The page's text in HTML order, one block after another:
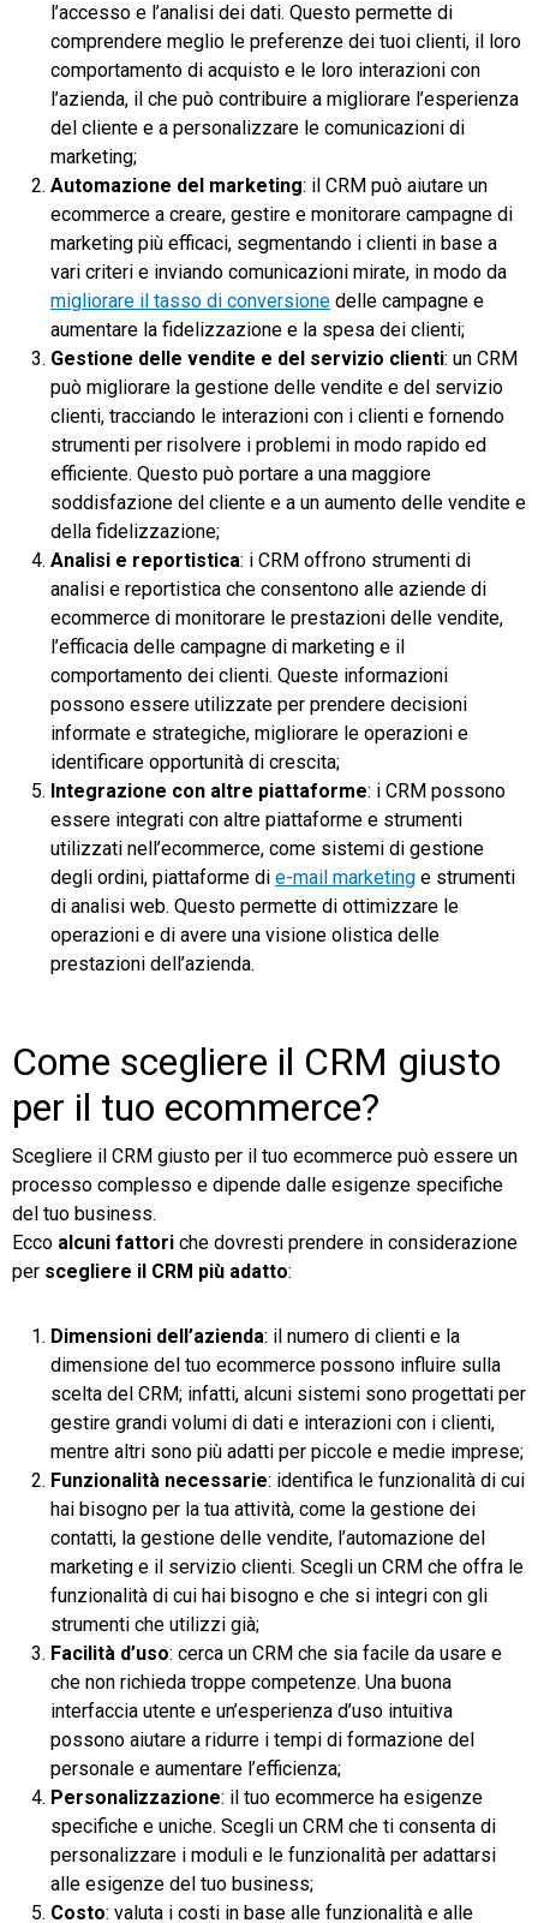
l’accesso e l’analisi dei dati. Questo permette di
comprendere meglio le preferenze dei tuoi clienti, il loro
comportamento di acquisto e le loro interazioni con
l’azienda, il che può contribuire a migliorare l’esperienza
del cliente e a personalizzare le comunicazioni di
marketing;
Automazione del marketing: il CRM può aiutare un
ecommerce a creare, gestire e monitorare campagne di
marketing più efficaci, segmentando i clienti in base a
vari criteri e inviando comunicazioni mirate, in modo da
migliorare il tasso di conversione delle campagne e
aumentare la fidelizzazione e la spesa dei clienti;
Gestione delle vendite e del servizio clienti: un CRM
può migliorare la gestione delle vendite e del servizio
clienti, tracciando le interazioni con i clienti e fornendo
strumenti per risolvere i problemi in modo rapido ed
efficiente. Questo può portare a una maggiore
soddisfazione del cliente e a un aumento delle vendite e
della fidelizzazione;
Analisi e reportistica: i CRM offrono strumenti di
analisi e reportistica che consentono alle aziende di
ecommerce di monitorare le prestazioni delle vendite,
l’efficacia delle campagne di marketing e il
comportamento dei clienti. Queste informazioni
possono essere utilizzate per prendere decisioni
informate e strategiche, migliorare le operazioni e
identificare opportunità di crescita;
Integrazione con altre piattaforme: i CRM possono
essere integrati con altre piattaforme e strumenti
utilizzati nell’ecommerce, come sistemi di gestione
degli ordini, piattaforme di e-mail marketing e strumenti
di analisi web. Questo permette di ottimizzare le
operazioni e di avere una visione olistica delle
prestazioni dell’azienda.
Come scegliere il CRM giusto
per il tuo ecommerce?
Scegliere il CRM giusto per il tuo ecommerce può essere un
processo complesso e dipende dalle esigenze specifiche
del tuo business.
Ecco alcuni fattori che dovresti prendere in considerazione
per scegliere il CRM più adatto:
Dimensioni dell’azienda: il numero di clienti e la
dimensione del tuo ecommerce possono influire sulla
scelta del CRM; infatti, alcuni sistemi sono progettati per
gestire grandi volumi di dati e interazioni con i clienti,
mentre altri sono più adatti per piccole e medie imprese;
Funzionalità necessarie: identifica le funzionalità di cui
hai bisogno per la tua attività, come la gestione dei
contatti, la gestione delle vendite, l’automazione del
marketing e il servizio clienti. Scegli un CRM che offra le
funzionalità di cui hai bisogno e che si integri con gli
strumenti che utilizzi già;
Facilità d’uso: cerca un CRM che sia facile da usare e
che non richieda troppe competenze. Una buona
interfaccia utente e un’esperienza d’uso intuitiva
possono aiutare a ridurre i tempi di formazione del
personale e aumentare l’efficienza;
Personalizzazione: il tuo ecommerce ha esigenze
specifiche e uniche. Scegli un CRM che ti consenta di
personalizzare i moduli e le funzionalità per adattarsi
alle esigenze del tuo business;
Costo: valuta i costi in base alle funzionalità e alle